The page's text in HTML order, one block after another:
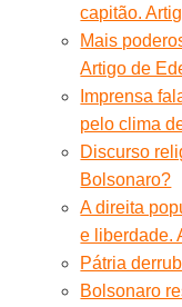
capitão.
Mais
Artigo de
Imprensa
pelo clima
Discurso
Bolsonaro?
A direita
e liberdade.
Pátria
Bolsonaro